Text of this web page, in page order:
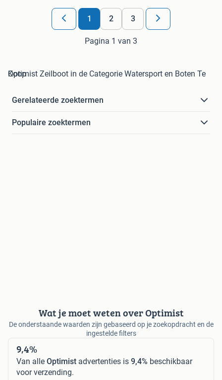
1 2 3
Pagina 1 van 3
Optimist Zeilboot in de Categorie Watersport en Boten Te Koop
Gerelateerde zoektermen
Populaire zoektermen
Wat je moet weten over Optimist
De onderstaande waarden zijn gebaseerd op je zoekopdracht en de
ingestelde filters
9,4%
Van alle Optimist advertenties is 9,4% beschikbaar
voor verzending.